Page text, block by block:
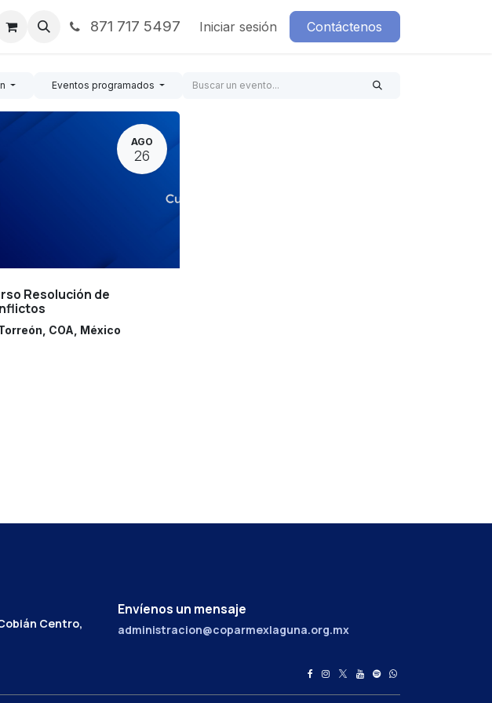
Contáctenos871 717 5497 Iniciar sesión Contáctenos
Eventos programados
AGO
26
Resolución de
COA México
Envíenos un mensaje
administracion@coparmexlaguna.org.mx
Centro,